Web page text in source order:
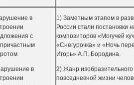
в
с
в
1) Заметным этапом в
России стали постановки
композиторов «Могучей
«Снегурочка» и «Ночь
Игорь» А.П. Бо­родина.
2) Жанр
повседневной жизни